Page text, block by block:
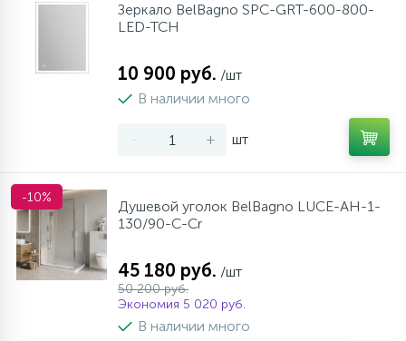
Зеркало BelBagno SPC-GRT-600-800-
LED-TCH
10 900 руб. /шт
В наличии много
- + шт
-10%
Душевой уголок BelBagno LUCE-AH-1-
130/90-C-Cr
45 180 руб. /шт
50 200 руб.
Экономия 5 020 руб.
В наличии много